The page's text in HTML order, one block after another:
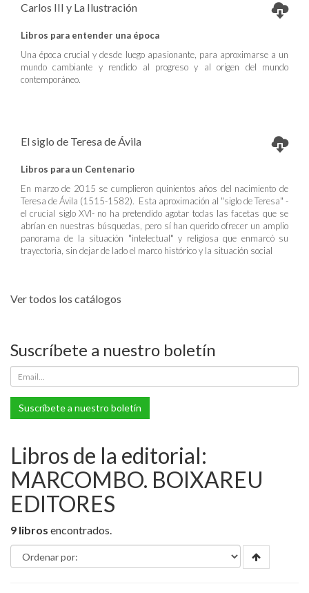
Carlos III y La Ilustración
Libros para entender una época
Una época crucial y desde luego apasionante, para aproximarse a un
mundo cambiante y rendido al progreso y al origen del mundo
contemporáneo.
El siglo de Teresa de Ávila
Libros para un Centenario
En marzo de 2015 se cumplieron quinientos años del nacimiento de
Teresa de Ávila (1515-1582). Esta aproximación al "siglo de Teresa" -
el crucial siglo XVI- no ha pretendido agotar todas las facetas que se
abrían en nuestras búsquedas, pero sí han querido ofrecer un amplio
panorama de la situación "intelectual" y religiosa que enmarcó su
trayectoria, sin dejar de lado el marco histórico y la situación social
Ver todos los catálogos
Suscríbete a nuestro boletín
Suscríbete a nuestro boletín
Libros de la editorial:
MARCOMBO. BOIXAREU
EDITORES
9 libros encontrados.